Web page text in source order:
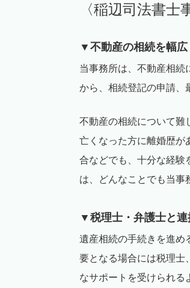
〈稲辺司法書士
▼不動産の相続を幅広
当事務所は、不動産相続
から、相続登記の申請、
不動産の相続について難
亡くなった方に離婚歴が
合などでも、十分な経験
は、どんなことでも当事
▼税理士・弁護士と連
遺産相続の手続きを進め
要となる場合には税理士
なサポートを受けられる